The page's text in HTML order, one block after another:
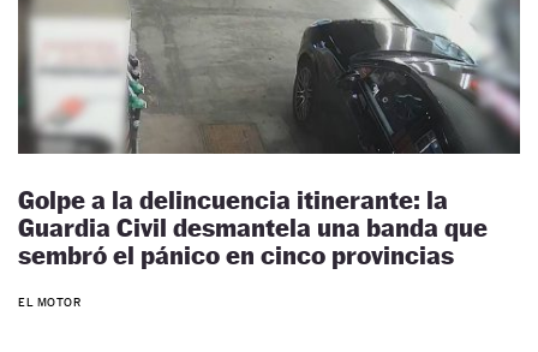
Golpe a la delincuencia itinerante: la
Guardia Civil desmantela una banda que
sembró el pánico en cinco provincias
EL MOTOR